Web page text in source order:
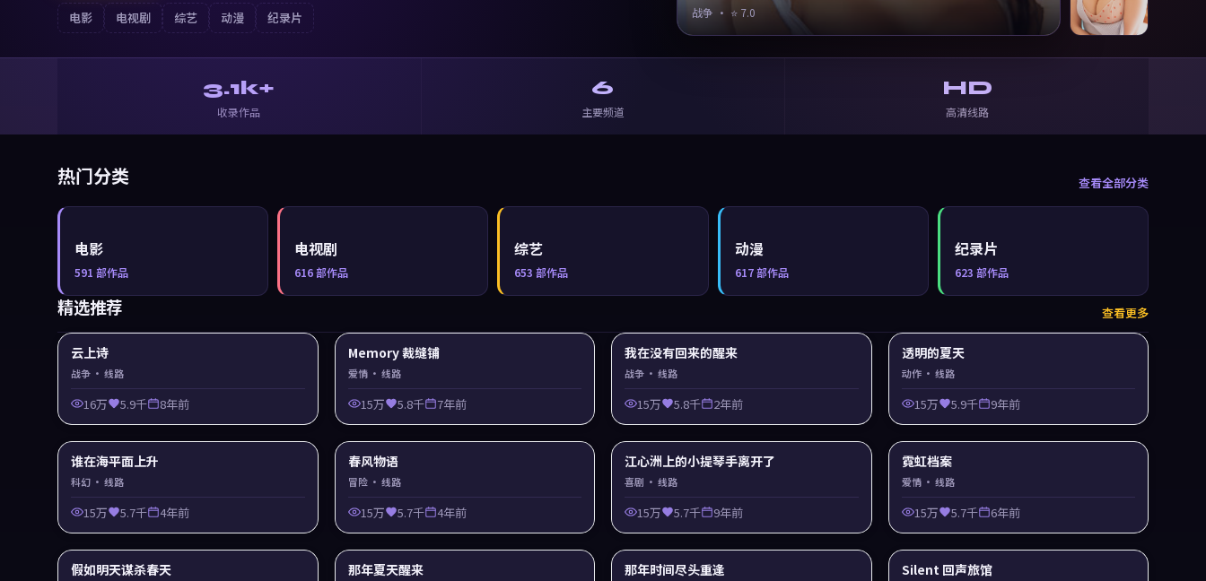
电影 电视剧 综艺 动漫 纪录片 战争 · ⭐ 7.0
3.1k+
收录作品
6
主要频道
HD
高清线路
热门分类 查看全部分类
电影
591 部作品
电视剧
616部作品
综艺
653 部作品
动漫
617部作品
纪录片
623 部作品
精选推荐 查看更多
云上诗
战争 · 线路
16万 5.9千 8年前
Memory 裁缝铺
爱情· 线路
15万 5.8千 7年前
我在没有回来的醒来
战争 · 线路
15万 5.8千 2年前
透明的夏天
动作· 线路
15万 5.9千 9年前
谁在海平面上升
科幻 · 线路
15万 5.7千 4年前
春风物语
冒险· 线路
15万 5.7千 4年前
江心洲上的小提琴手离开了
喜剧 · 线路
15万 5.7千 9年前
霓虹档案
爱情· 线路
15万 5.7千 6年前
假如明天谋杀春天 那年夏天醒来 那年时间尽头重逢 Silent 回声旅馆